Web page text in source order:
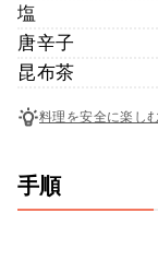
塩
唐辛子
昆布茶
料理を安全に楽し
手順